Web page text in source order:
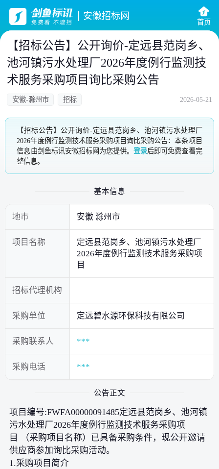
安徽招标网
首页
【招标公告】公开询价-定远县范岗乡、
池河镇污水处理厂2026年度例行监测技
术服务采购项目询比采购公告
安徽-滁州市 招标 2026-05-21
【招标公告】公开询价-定远县范岗乡、池河镇污水处理厂
2026年度例行监测技术服务采购项目询比采购公告：本条项目
信息由剑鱼标讯安徽招标网为您提供。登录后即可免费查看完
整信息。
基本信息
地市 安徽 滁州市
项目名称
定远县范岗乡、池河镇污水处理厂
2026年度例行监测技术服务采购项
目
招标代理机构
采购单位 定远碧水源环保科技有限公司
采购联系人 ***
采购电话 ***
公告正文
项目编号:FWFA00000091485定远县范岗乡、池河镇
污水处理厂2026年度例行监测技术服务采购项
目 （采购项目名称）已具备采购条件，现公开邀请
供应商参加询比采购活动。
1.采购项目简介